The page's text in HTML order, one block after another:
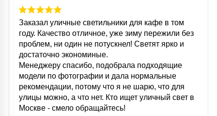
Заказал уличные светильники для кафе в том
году. Качество отличное, уже зиму пережили без
проблем, ни один не потускнел! Светят ярко и
достаточно экономиные.
Менеджеру спасибо, подобрала подходящие
модели по фотографии и дала нормальные
рекомендации, потому что я не шарю, что для
улицы можно, а что нет. Кто ищет уличный свет в
Москве - смело обращайтесь!